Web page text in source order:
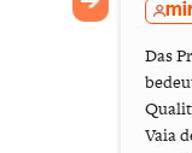
Das
Vaia